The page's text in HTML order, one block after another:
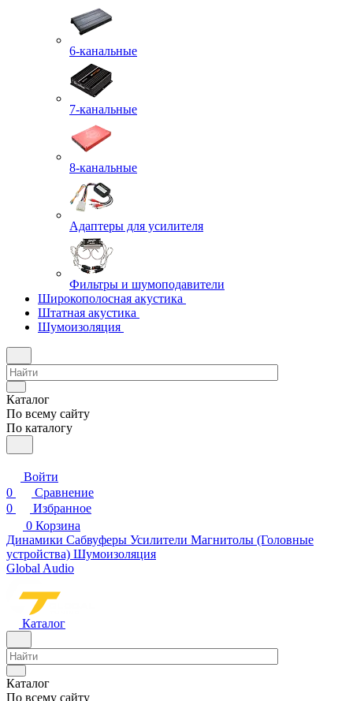
6-канальные
7-канальные
8-канальные
Адаптеры для усилителя
Фильтры и шумоподавители
Широкополосная акустика
Штатная акустика
Шумоизоляция
Каталог
По всему сайту
По каталогу
Войти
0
Сравнение
0
Избранное
0 Корзина
Динамики Сабвуферы Усилители Магнитолы (Головные
устройства) Шумоизоляция
Global Audio
Каталог
Каталог
По всему сайту